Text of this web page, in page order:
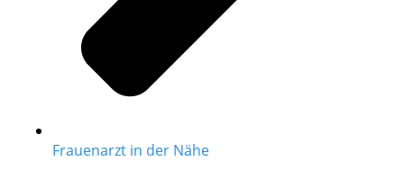
Frauenarzt in der Nähe